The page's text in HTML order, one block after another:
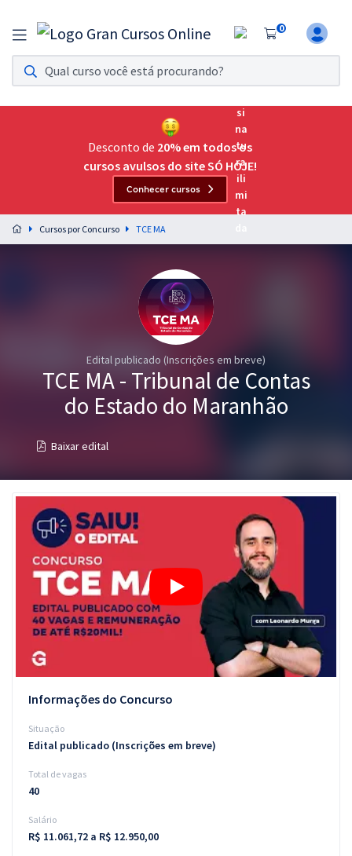
0
Assinatura Ilimitada 11
Acesso a todos os cursos. Teste grátis por 7 dias!
Assinatura OAB Até Passar
Acesso ilimitado a toda preparação para o Exame da
Preparação completa e intensiva para as principais
residências em saúde do Brasil
Graduação
Questões grátis
Conteúdo gratuito
Blog
Aprovados
Atendimento
Desconto de 20% em todos os
cursos avulsos do site SÓ HOJE!
Conhecer cursos
Cursos por Concurso TCE MA
Edital publicado (Inscrições em breve)
TCE MA - Tribunal de Contas
do Estado do Maranhão
Baixar edital
Informações do Concurso
Situação
Edital publicado (Inscrições em breve)
Total de vagas
40
Salário
R$ 11.061,72 a R$ 12.950,00